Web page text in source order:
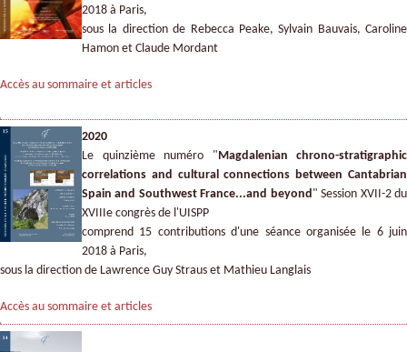
2018 à Paris,
sous la direction de Rebecca Peake, Sylvain Bauvais, Caroline
Hamon et Claude Mordant
Accès au sommaire et articles
2020
Le quinzième numéro " Magdalenian chrono-stratigraphic
correlations and cultural connections between Cantabrian
Spain and Southwest France...and beyond " Session XVII-2 du
XVIIIe congrès de l'UISPP
comprend 15 contributions d'une séance organisée le 6 juin
2018 à Paris,
sous la direction de Lawrence Guy Straus et Mathieu Langlais​
Accès au sommaire et articles